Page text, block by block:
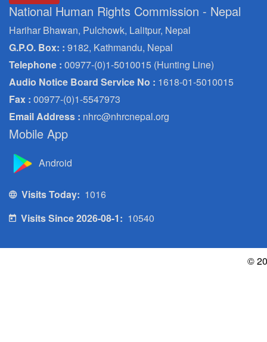
National Human Rights Commission - Nepal
Harihar Bhawan, Pulchowk, Lalitpur, Nepal
G.P.O. Box: : 9182, Kathmandu, Nepal
Telephone : 00977-(0)1-5010015 (Hunting Line)
Audio Notice Board Service No : 1618-01-5010015
Fax : 00977-(0)1-5547973
Email Address : nhrc@nhrcnepal.org
Mobile App
Android
Visits Today: 1016
Visits Since 2026-08-1: 10540
©